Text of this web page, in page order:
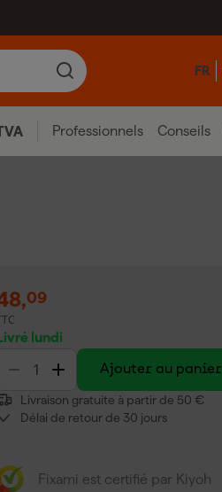
FR
Professionnels Conseils
,09
lundi
Ajouter au panier
Livraison gratuite à partir de 50 €
Délai de retour de 30 jours
Fixami est certifié par Kiyoh